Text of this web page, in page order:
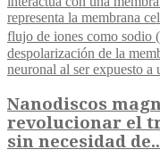
Nanodiscos
revolucionar el
sin necesidad